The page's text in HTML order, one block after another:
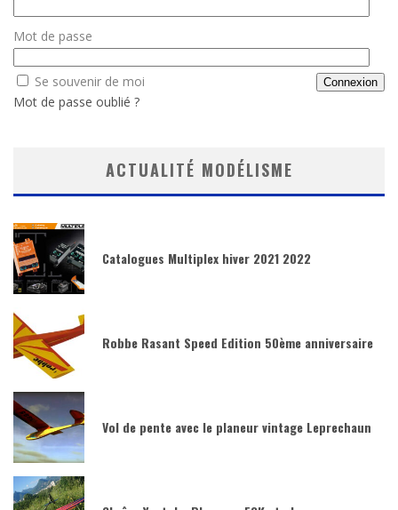
Mot de passe
Se souvenir de moi
Mot de passe oublié ?
ACTUALITÉ MODÉLISME
Catalogues Multiplex hiver 2021 2022
Robbe Rasant Speed Edition 50ème anniversaire
Vol de pente avec le planeur vintage Leprechaun